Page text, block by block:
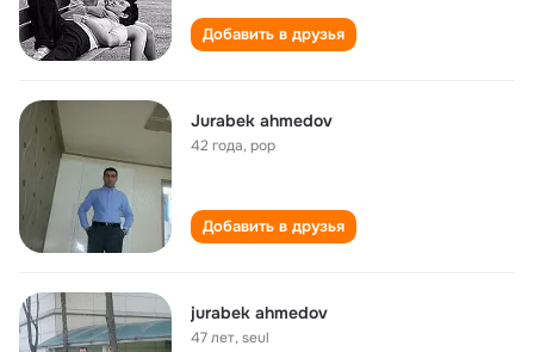
Добавить в друзья
Jurabek ahmedov
42 года,pop
Добавить в друзья
jurabek ahmedov
47 лет,seul